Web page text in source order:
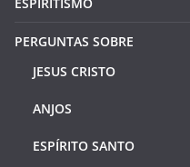
PERGUNTAS SOBRE
JESUS CRISTO
ANJOS
ESPÍRITO SANTO